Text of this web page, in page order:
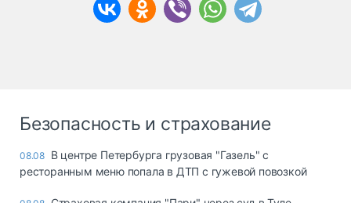
Безопасность и страхование
08.08 В центре Петербурга грузовая "Газель" с
ресторанным меню попала в ДТП с гужевой повозкой